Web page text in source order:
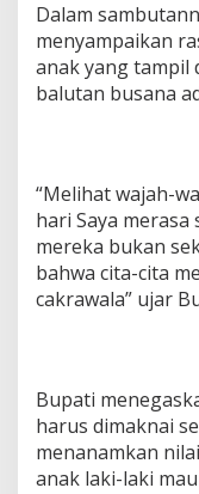
Dalam
menyampaikan
anak yang tampil
balutan busana
“Melihat wajah-
hari Saya
mereka bukan
bahwa cita-cita
cakrawala” ujar
Bupati
harus dimaknai
menanamkan
anak laki-laki